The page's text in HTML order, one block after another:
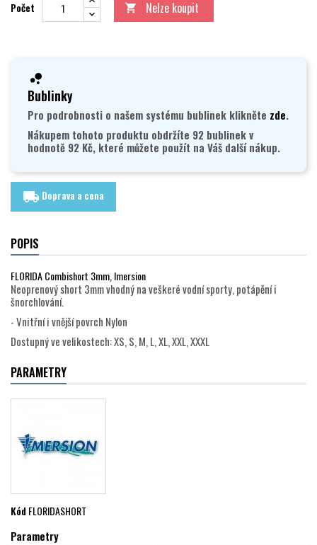
Počet  Nelze koupit
Bublinky
Pro podrobnosti o našem systému bublinek klikněte zde.
Nákupem tohoto produktu obdržíte 92 bublinek v
hodnotě 92 Kč, které můžete použít na Váš další nákup.
local_shipping Doprava a cena
POPIS
FLORIDA Combishort 3mm, Imersion
Neoprenový short 3mm vhodný na veškeré vodní sporty, potápění i
šnorchlování.
- Vnitřní i vnější povrch Nylon
Dostupný ve velikostech: XS, S, M, L, XL, XXL, XXXL
PARAMETRY
KódFLORIDASHORT
Parametry